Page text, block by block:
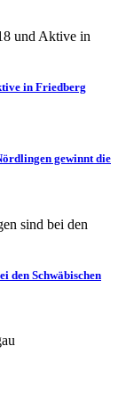
in Friedberg
gewinnt die
den Schwäbischen